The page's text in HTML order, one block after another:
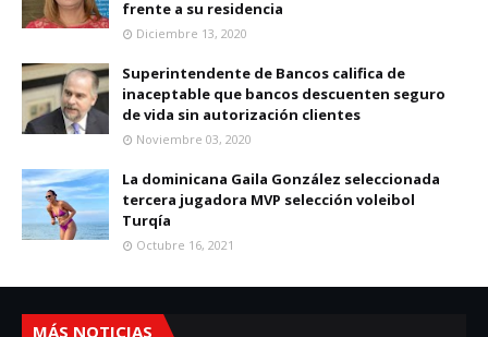
frente a su residencia
Diciembre 13, 2020
Superintendente de Bancos califica de
inaceptable que bancos descuenten seguro
de vida sin autorización clientes
Noviembre 03, 2020
La dominicana Gaila González seleccionada
tercera jugadora MVP selección voleibol
Turqía
Octubre 16, 2021
MÁS NOTICIAS